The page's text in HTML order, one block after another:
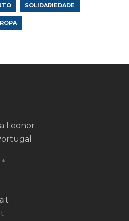
SOLIDARIEDADE
Leonor
*